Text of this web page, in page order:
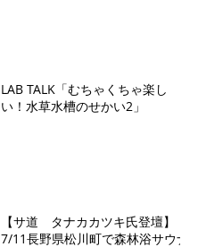
LAB TALK「むちゃくちゃ楽し
い！水草水槽のせかい2」
【サ道 タナカカツキ氏登壇】
7/11長野県松川町で森林浴サウナ